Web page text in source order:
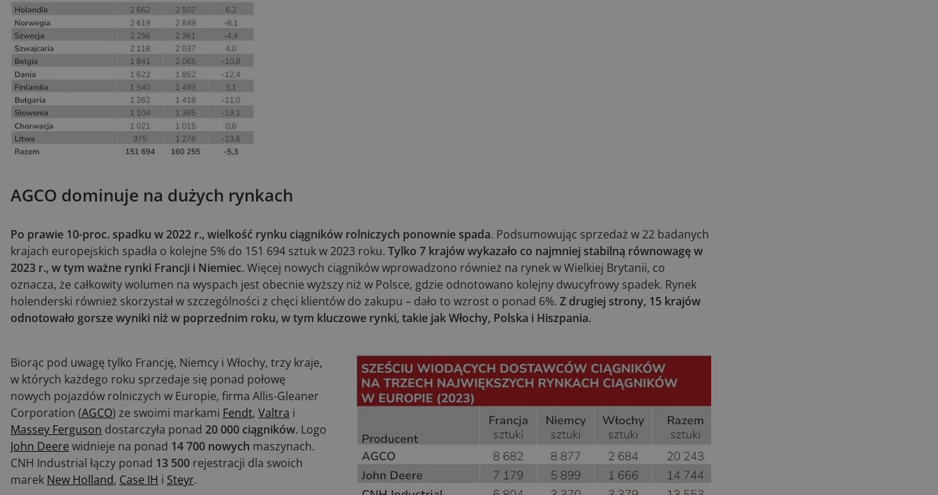
AGCO dominuje na dużych rynkach
Po prawie 10-proc. spadku w 2022 r., wielkość rynku ciągników rolniczych ponownie spada. Podsumowując sprzedaż w 22 badanych
krajach europejskich spadła o kolejne 5% do 151 694 sztuk w 2023 roku. Tylko 7 krajów wykazało co najmniej stabilną równowagę w
2023 r., w tym ważne rynki Francji i Niemiec. Więcej nowych ciągników wprowadzono również na rynek w Wielkiej Brytanii, co
oznacza, że całkowity wolumen na wyspach jest obecnie wyższy niż w Polsce, gdzie odnotowano kolejny dwucyfrowy spadek. Rynek
holenderski również skorzystał w szczególności z chęci klientów do zakupu – dało to wzrost o ponad 6%. Z drugiej strony, 15 krajów
odnotowało gorsze wyniki niż w poprzednim roku, w tym kluczowe rynki, takie jak Włochy, Polska i Hiszpania.
Biorąc pod uwagę tylko Francję, Niemcy i Włochy, trzy kraje,
w których każdego roku sprzedaje się ponad połowę
nowych pojazdów rolniczych w Europie, firma Allis-Gleaner
Corporation (AGCO) ze swoimi markami Fendt, Valtra i
Massey Ferguson dostarczyła ponad 20 000 ciągników. Logo
John Deere widnieje na ponad 14 700 nowych maszynach.
CNH Industrial łączy ponad 13 500 rejestracji dla swoich
marek New Holland, Case IH i Steyr.